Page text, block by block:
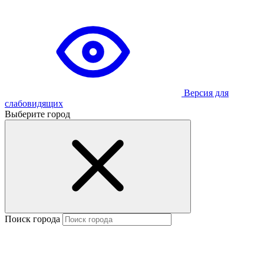
Версия для
слабовидящих
Выберите город
Поиск города